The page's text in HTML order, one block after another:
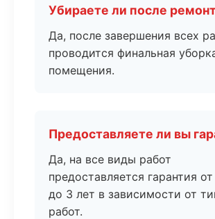
Убираете ли после
Да, после завершения всех
проводится финальная
помещения.
Предоставляете ли вы
Да, на все виды работ
предоставляется гарантия от
до 3 лет в зависимости от
работ.